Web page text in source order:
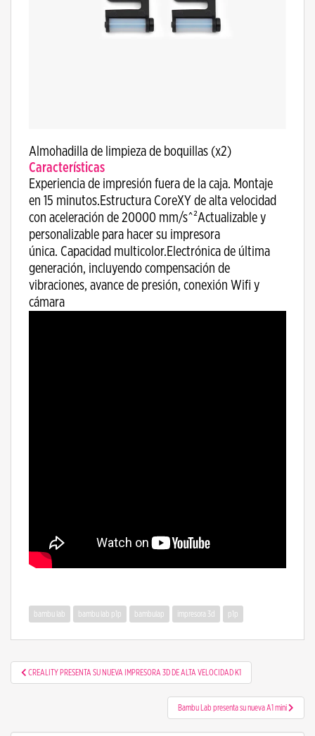
Almohadilla de limpieza de boquillas (x2)
Características
Experiencia de impresión fuera de la caja. Montaje
en 15 minutos.Estructura CoreXY de alta velocidad
con aceleración de 20000 mm/s^²Actualizable y
personalizable para hacer su impresora
única. Capacidad multicolor.Electrónica de última
generación, incluyendo compensación de
vibraciones, avance de presión, conexión Wifi y
cámara
bambu lab bambu lab p1p bambulap impresora 3d p1p
Navegación de entradas
CREALITY PRESENTA SU NUEVA IMPRESORA 3D DE ALTA VELOCIDAD K1
Bambu Lab presenta su nueva A1 mini